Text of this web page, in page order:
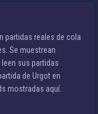
partidas reales de cola
Se muestrean
sus partidas
de Urgot en
mostradas aquí.